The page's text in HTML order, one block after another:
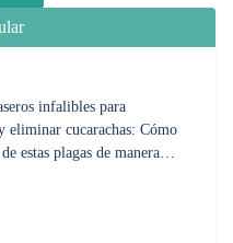
infalibles para
eliminar cucarachas: Cómo
de estas plagas de manera…